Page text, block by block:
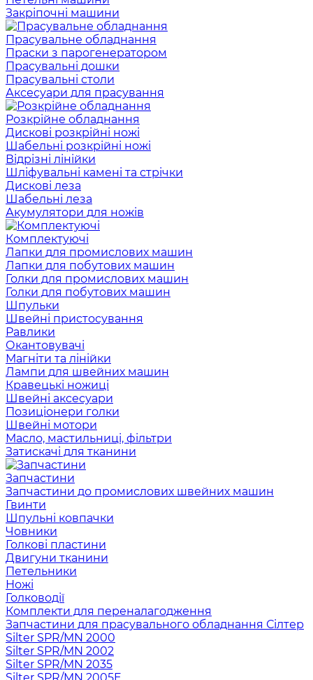
Закріпочні машини
Прасувальне обладнання
Праски з парогенератором
Прасувальні дошки
Прасувальні столи
Аксесуари для прасування
Розкрійне обладнання
Дискові розкрійні ножі
Шабельні розкрійні ножі
Відрізні лінійки
Шліфувальні камені та стрічки
Дискові леза
Шабельні леза
Акумулятори для ножів
Комплектуючі
Лапки для промислових машин
Лапки для побутових машин
Голки для промислових машин
Голки для побутових машин
Шпульки
Швейні пристосування
Равлики
Окантовувачі
Магніти та лінійки
Лампи для швейних машин
Кравецькі ножиці
Швейні аксесуари
Позиціонери голки
Швейні мотори
Масло, мастильниці, фільтри
Затискачі для тканини
Запчастини
Запчастини до промислових швейних машин
Гвинти
Шпульні ковпачки
Човники
Голкові пластини
Двигуни тканини
Петельники
Ножі
Голководії
Комплекти для переналагодження
Запчастини для прасувального обладнання Сілтер
Silter SPR/MN 2000
Silter SPR/MN 2002
Silter SPR/MN 2035